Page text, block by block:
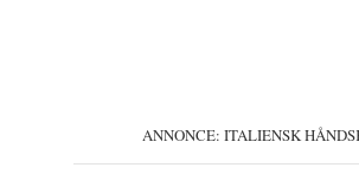
ANNONCE: ITALIENSK